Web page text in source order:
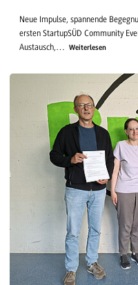
Neue Impulse, spannende
ersten StartupSÜD Community
Austausch,…
Weiterlesen